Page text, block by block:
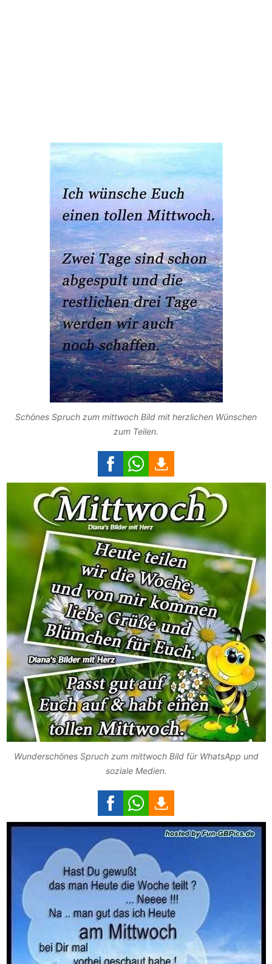
Schönes Spruch zum mittwoch Bild mit herzlichen Wünschen
zum Teilen.
Wunderschönes Spruch zum mittwoch Bild für WhatsApp und
soziale Medien.